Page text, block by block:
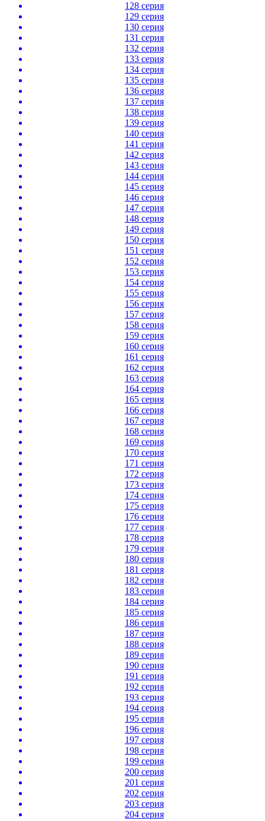
128 серия
129 серия
130 серия
131 серия
132 серия
133 серия
134 серия
135 серия
136 серия
137 серия
138 серия
139 серия
140 серия
141 серия
142 серия
143 серия
144 серия
145 серия
146 серия
147 серия
148 серия
149 серия
150 серия
151 серия
152 серия
153 серия
154 серия
155 серия
156 серия
157 серия
158 серия
159 серия
160 серия
161 серия
162 серия
163 серия
164 серия
165 серия
166 серия
167 серия
168 серия
169 серия
170 серия
171 серия
172 серия
173 серия
174 серия
175 серия
176 серия
177 серия
178 серия
179 серия
180 серия
181 серия
182 серия
183 серия
184 серия
185 серия
186 серия
187 серия
188 серия
189 серия
190 серия
191 серия
192 серия
193 серия
194 серия
195 серия
196 серия
197 серия
198 серия
199 серия
200 серия
201 серия
202 серия
203 серия
204 серия